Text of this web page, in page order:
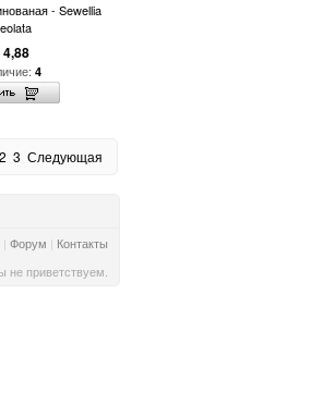
- Sewellia
4,88
4
2 3 Следующая
| Форум | Контакты
не приветствуем.